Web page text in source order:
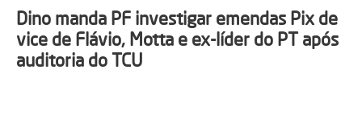
Dino manda PF investigar emendas Pix de
vice de Flávio, Motta e ex-líder do PT após
auditoria do TCU